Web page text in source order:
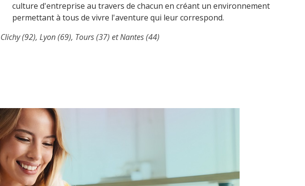
culture d'entreprise au travers de chacun en créant un environnement
permettant à tous de vivre l'aventure qui leur correspond.
Clichy (92), Lyon (69), Tours (37) et Nantes (44)